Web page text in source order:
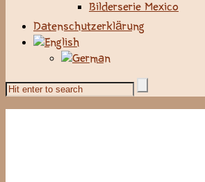
Bilderserie Mexico
Datenschutzerklärung